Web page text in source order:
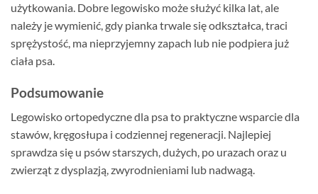
użytkowania. Dobre legowisko może służyć kilka lat, ale
należy je wymienić, gdy pianka trwale się odkształca, traci
sprężystość, ma nieprzyjemny zapach lub nie podpiera już
ciała psa.
Podsumowanie
Legowisko ortopedyczne dla psa to praktyczne wsparcie dla
stawów, kręgosłupa i codziennej regeneracji. Najlepiej
sprawdza się u psów starszych, dużych, po urazach oraz u
zwierząt z dysplazją, zwyrodnieniami lub nadwagą.